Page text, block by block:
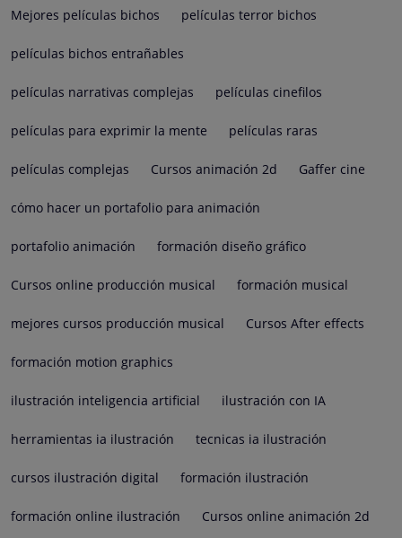
Mejores películas bichos películas terror bichos
películas bichos entrañables
películas narrativas complejas películas cinefilos
películas para exprimir la mente películas raras
películas complejas Cursos animación 2d Gaffer cine
cómo hacer un portafolio para animación
portafolio animación formación diseño gráfico
Cursos online producción musical formación musical
mejores cursos producción musical Cursos After effects
formación motion graphics
ilustración inteligencia artificial ilustración con IA
herramientas ia ilustración tecnicas ia ilustración
cursos ilustración digital formación ilustración
formación online ilustración Cursos online animación 2d